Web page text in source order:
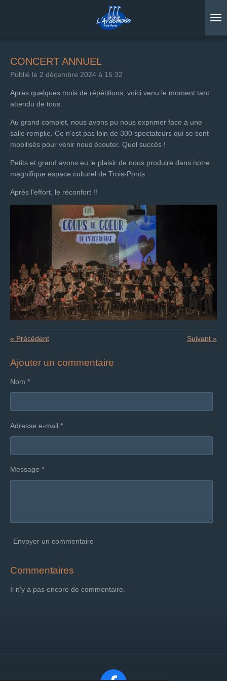
CONCERT ANNUEL
Publié le 2 décembre 2024 à 15:32
Après quelques mois de répétitions, voici venu le moment tant
attendu de tous.
Au grand complet, nous avons pu nous exprimer face à une
salle remplie. Ce n'est pas loin de 300 spectateurs qui se sont
mobilisés pour venir nous écouter. Quel succès !
Petits et grand avons eu le plaisir de nous produire dans notre
magnifique espace culturel de Trois-Ponts.
Après l'effort, le réconfort !!
« Précédent Suivant »
Ajouter un commentaire
Nom *
Adresse e-mail *
Message *
Envoyer un commentaire
Commentaires
Il n'y a pas encore de commentaire.